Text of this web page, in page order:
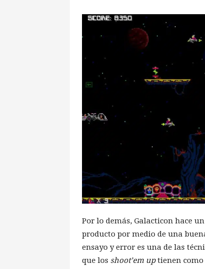
Por lo demás, Galacticon hace
producto por medio de una
ensayo y error es una de las
que los shoot’em uptienen como